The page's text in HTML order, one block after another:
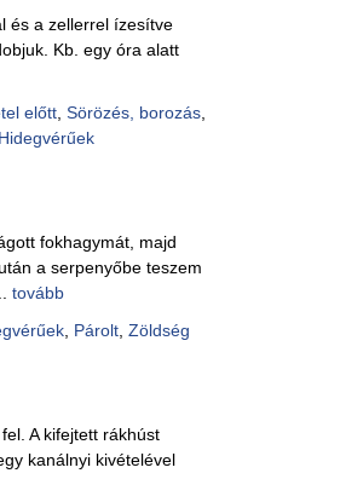
és a zellerrel ízesítve
Kb. egy óra alatt
előtt, Sörözés, borozás,
Hidegvérűek
fokhagymát, majd
a serpenyőbe teszem
tovább
, Párolt, Zöldség
A kifejtett rákhúst
kanálnyi kivételével